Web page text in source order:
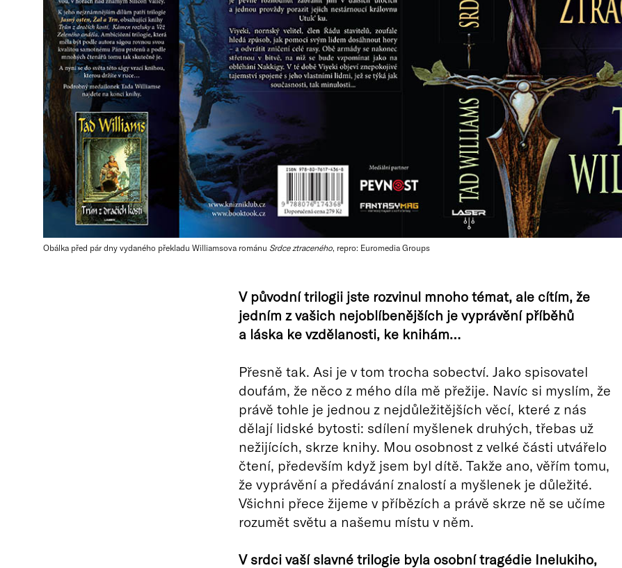
Obálka před pár dny vydaného překladu Williamsova románu Srdce ztraceného, repro: Euromedia Groups
V původní trilogii jste rozvinul mnoho témat, ale cítím, že
jedním z vašich nejoblíbenějších je vyprávění příběhů
a láska ke vzdělanosti, ke knihám…
Přesně tak. Asi je v tom trocha sobectví. Jako spisovatel
doufám, že něco z mého díla mě přežije. Navíc si myslím, že
právě tohle je jednou z nejdůležitějších věcí, které z nás
dělají lidské bytosti: sdílení myšlenek druhých, třebas už
nežijících, skrze knihy. Mou osobnost z velké části utvářelo
čtení, především když jsem byl dítě. Takže ano, věřím tomu,
že vyprávění a předávání znalostí a myšlenek je důležité.
Všichni přece žijeme v příbězích a právě skrze ně se učíme
rozumět světu a našemu místu v něm.
V srdci vaší slavné trilogie byla osobní tragédie Inelukiho,